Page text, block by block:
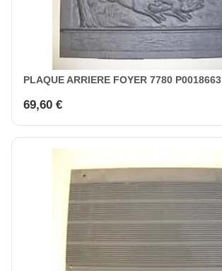
PLAQUE ARRIERE FOYER 7780 P0018663
69,60 €